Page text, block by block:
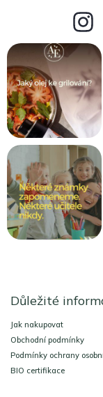
Důležité
Jak nakupovat
Obchodní podmínky
Podmínky ochrany
BIO certifikace